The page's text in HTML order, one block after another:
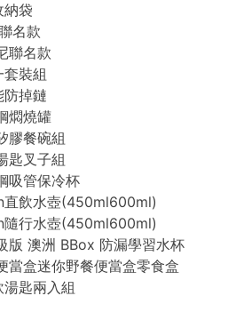
納袋
名款
聯名款
裝組
防掉鏈
燜燒罐
膠餐碗組
匙叉子組
吸管保冷杯
直飲水壺(450ml600ml)
隨行水壺(450ml600ml)
版 澳洲 BBox 防漏學習水杯
當盒迷你野餐便當盒零食盒
匙兩入組